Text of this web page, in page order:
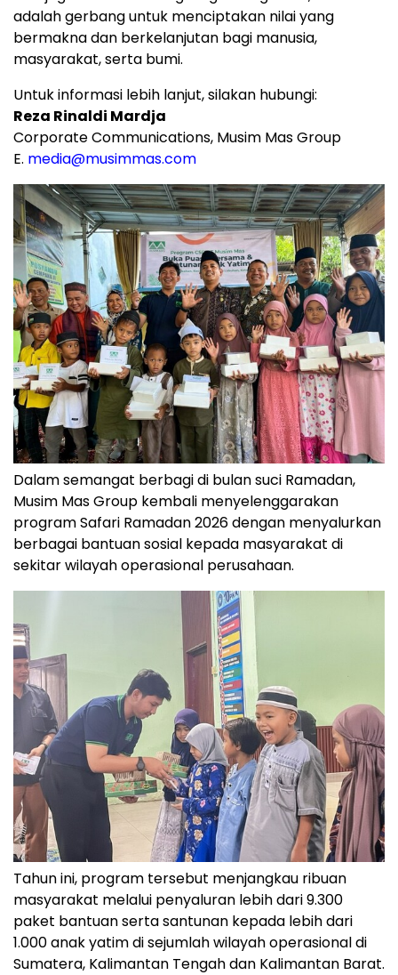
adalah gerbang untuk menciptakan nilai yang
bermakna dan berkelanjutan bagi manusia,
masyarakat, serta bumi.
Untuk informasi lebih lanjut, silakan hubungi:
Reza Rinaldi Mardja
Corporate Communications, Musim Mas Group
E. media@musimmas.com
Dalam semangat berbagi di bulan suci Ramadan,
Musim Mas Group kembali menyelenggarakan
program Safari Ramadan 2026 dengan menyalurkan
berbagai bantuan sosial kepada masyarakat di
sekitar wilayah operasional perusahaan.
Tahun ini, program tersebut menjangkau ribuan
masyarakat melalui penyaluran lebih dari 9.300
paket bantuan serta santunan kepada lebih dari
1.000 anak yatim di sejumlah wilayah operasional di
Sumatera, Kalimantan Tengah dan Kalimantan Barat.